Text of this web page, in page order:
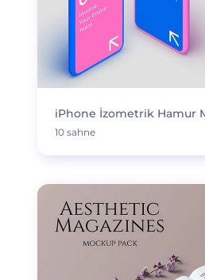
iPhone İzometrik Hamur
10 sahne